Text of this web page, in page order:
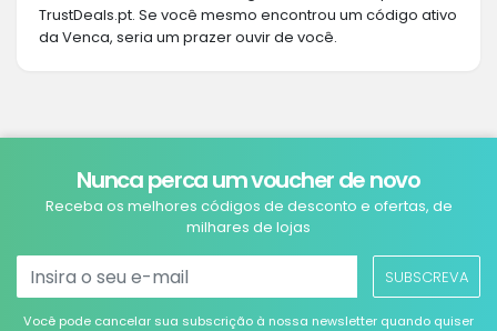
TrustDeals.pt. Se você mesmo encontrou um código ativo
da Venca, seria um prazer ouvir de você.
Nunca perca um voucher de novo
Receba os melhores códigos de desconto e ofertas, de
milhares de lojas
SUBSCREVA
Você pode cancelar sua subscrição à nossa newsletter quando quiser